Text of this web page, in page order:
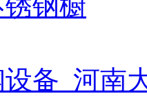
备_河南